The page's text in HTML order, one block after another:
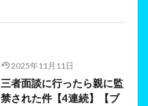
2025年11月11日
三者面談に行ったら親に監
禁された件【4連続】【ブ